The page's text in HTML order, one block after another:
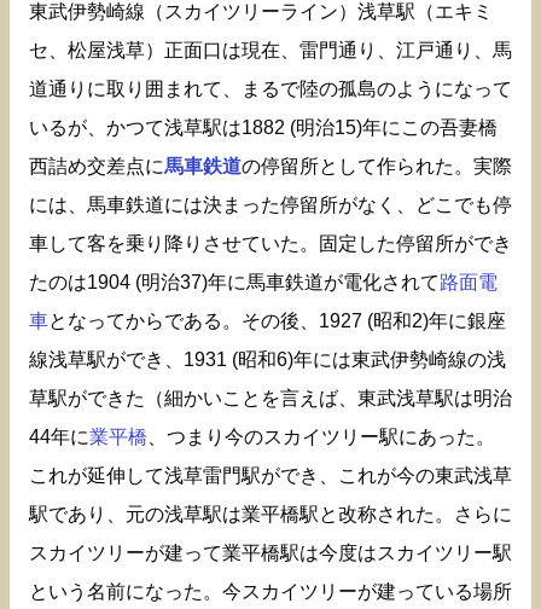
東武伊勢崎線（スカイツリーライン）浅草駅（エキミ
セ、松屋浅草）正面口は現在、雷門通り、江戸通り、馬
道通りに取り囲まれて、まるで陸の孤島のようになって
いるが、かつて浅草駅は1882 (明治15)年にこの吾妻橋
西詰め交差点に馬車鉄道の停留所として作られた。実際
には、馬車鉄道には決まった停留所がなく、どこでも停
車して客を乗り降りさせていた。固定した停留所ができ
たのは1904 (明治37)年に馬車鉄道が電化されて路面電
車となってからである。その後、1927 (昭和2)年に銀座
線浅草駅ができ、1931 (昭和6)年には東武伊勢崎線の浅
草駅ができた（細かいことを言えば、東武浅草駅は明治
44年に業平橋 、つまり今のスカイツリー駅にあった。
これが延伸して浅草雷門駅ができ、これが今の東武浅草
駅であり、元の浅草駅は業平橋駅と改称された。さらに
スカイツリーが建って業平橋駅は今度はスカイツリー駅
という名前になった。今スカイツリーが建っている場所